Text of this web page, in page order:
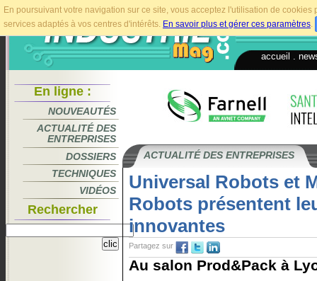
En poursuivant votre navigation sur ce site, vous acceptez l'utilisation de
services adaptés à vos centres d'intérêts. En savoir plus et gérer ces paramètres.
accueil
En ligne :
NOUVEAUTÉS
ACTUALITÉ DES
ENTREPRISES
DOSSIERS
TECHNIQUES
VIDÉOS
Rechercher
ACTUALITÉ DES ENTREPRISES
Universal Robots et
Robots présentent
innovantes
Partagez sur
Au salon Prod&Pack à